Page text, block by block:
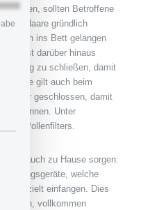
sollten Betroffene
die Haare gründlich
auch ins Bett gelangen
Es ist darüber hinaus
zu schließen, damit
gilt auch beim
geschlossen, damit
können. Unter
Pollenfilters.
auch zu Hause sorgen:
welche
gezielt einfangen. Dies
sorgen, vollkommen